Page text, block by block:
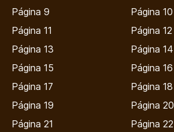
Página 9
Página 10
Página 11
Página 12
Página 13
Página 14
Página 15
Página 16
Página 17
Página 18
Página 19
Página 20
Página 21
Página 22